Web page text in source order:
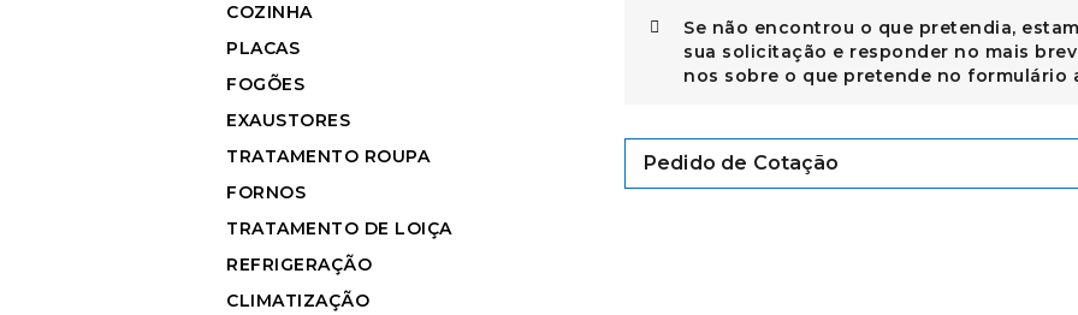
Se não encontrou o que pretendia,
sua solicitação e responder no mais
nos sobre o que pretende no formulário
Pedido de Cotação
COZINHA
PLACAS
FOGÕES
EXAUSTORES
TRATAMENTO ROUPA
FORNOS
TRATAMENTO DE LOIÇA
REFRIGERAÇÃO
CLIMATIZAÇÃO